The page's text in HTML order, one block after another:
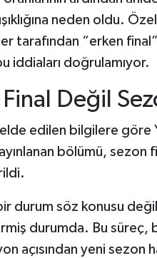
neden oldu.
tarafından “erken
iddiaları doğrulamıyor.
Değil
elde edilen bilgilere göre
bölümü, sezon
durum söz konusu
durumda. Bu
yeni sezon